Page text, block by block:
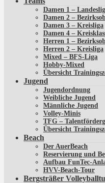
Damen 1 –
Damen 2 –
Damen 3 – Kreisliga
Damen 4 –
Herren 1 –
Herren 2 – Kreisliga
Mixed – BFS-Liga
Hobby-Mixed
Übersicht
Jugend
Jugendordnung
Weibliche Jugend
Männliche Jugend
Volley-Minis
TFG –
Übersicht
Beach
Der AuerBeach
Reservierung und
Aufbau FunTec-
HVV-Beach-Tour
Bergsträßer